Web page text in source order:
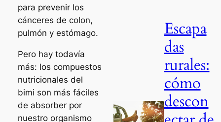
para prevenir los
cánceres de colon,
pulmón y estómago.
Pero hay todavía
más: los compuestos
nutricionales del
bimi son más fáciles
de absorber por
nuestro organismo
Escapa
das
rurales:
cómo
descon